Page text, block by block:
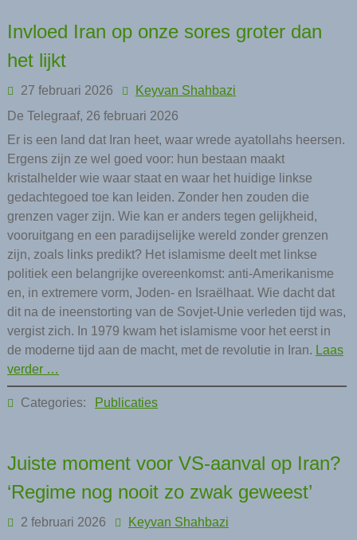
Invloed Iran op onze sores groter dan
het lijkt
27 februari 2026
Keyvan Shahbazi
De Telegraaf, 26 februari 2026
Er is een land dat Iran heet, waar wrede ayatollahs heersen.
Ergens zijn ze wel goed voor: hun bestaan maakt
kristalhelder wie waar staat en waar het huidige linkse
gedachtegoed toe kan leiden. Zonder hen zouden die
grenzen vager zijn. Wie kan er anders tegen gelijkheid,
vooruitgang en een paradijselijke wereld zonder grenzen
zijn, zoals links predikt? Het islamisme deelt met linkse
politiek een belangrijke overeenkomst: anti-Amerikanisme
en, in extremere vorm, Joden- en Israëlhaat. Wie dacht dat
dit na de ineenstorting van de Sovjet-Unie verleden tijd was,
vergist zich. In 1979 kwam het islamisme voor het eerst in
de moderne tijd aan de macht, met de revolutie in Iran. Laas
verder …
Categories: Publicaties
Juiste moment voor VS-aanval op Iran?
‘Regime nog nooit zo zwak geweest’
2 februari 2026
Keyvan Shahbazi